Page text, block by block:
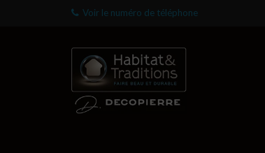
Voir le numéro de téléphone